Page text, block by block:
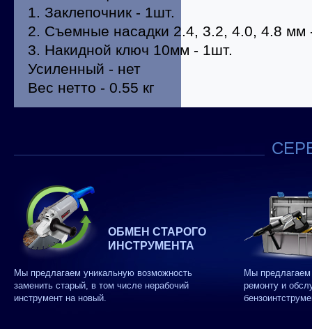
1. Заклепочник - 1шт.
2. Съемные насадки 2.4, 3.2, 4.0, 4.8 мм
3. Накидной ключ 10мм - 1шт.
Усиленный - нет
Вес нетто - 0.55 кг
ОБМЕН СТАРОГО
ИНСТРУМЕНТА
Мы предлагаем уникальную возможность
заменить старый, в том числе нерабочий
инструмент на новый.
Мы
ремонту и